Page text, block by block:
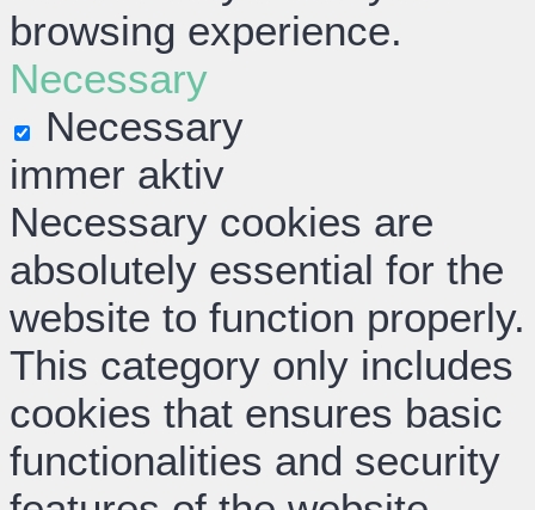
browsing experience.
Necessary
Necessary
immer aktiv
Necessary cookies are
absolutely essential for the
website to function properly.
This category only includes
cookies that ensures basic
functionalities and security